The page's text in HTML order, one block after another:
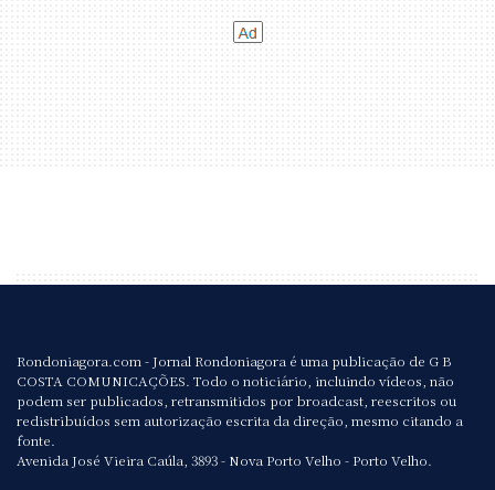
Rondoniagora.com - Jornal Rondoniagora é uma publicação de G B
COSTA COMUNICAÇÕES. Todo o noticiário, incluindo vídeos, não
podem ser publicados, retransmitidos por broadcast, reescritos ou
redistribuídos sem autorização escrita da direção, mesmo citando a
fonte.
Avenida José Vieira Caúla, 3893 - Nova Porto Velho - Porto Velho.